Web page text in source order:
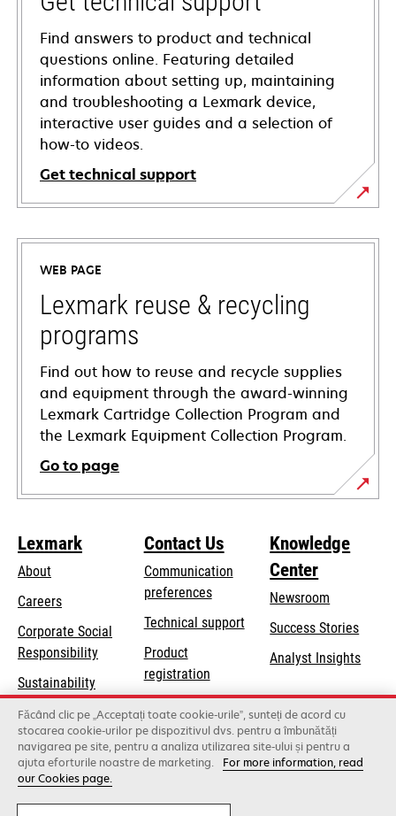
Find answers to product and technical
questions online. Featuring detailed
information about setting up, maintaining
and troubleshooting a Lexmark device,
interactive user guides and a selection of
how-to videos.
Get technical support
opens
in
new
tab
WEB PAGE
Lexmark reuse & recycling
programs
Find out how to reuse and recycle supplies
and equipment through the award-winning
Lexmark Cartridge Collection Program and
the Lexmark Equipment Collection Program.
Go to page
Lexmark
About
Careers
Corporate Social
Responsibilityopens
a
new
tab
Sustainability
Lexmark Partners
Contact Us
Communication
preferences
Technical supportopens
Product
registration
Find a dealer
List of wholesalers
Knowledge
Center
Newsroom
Success Stories
Analyst Insights
Lexmark International, Inc., a Xerox Company
©2026 All rights reserved.
Făcând clic pe „Acceptați toate cookie-urile”, sunteți de acord cu
stocarea cookie-urilor pe dispozitivul dvs. pentru a îmbunătăți
navigarea pe site, pentru a analiza utilizarea site-ului și pentru a
ajuta eforturile noastre de marketing.
For more information, read
our Cookies page.